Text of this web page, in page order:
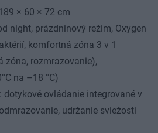
× 60 × 72 cm
night, prázdninový režim, Oxygen
komfortná zóna 3 v 1
zóna, rozmrazovanie),
na –18 °C)
ovládanie integrované v
udržanie sviežosti